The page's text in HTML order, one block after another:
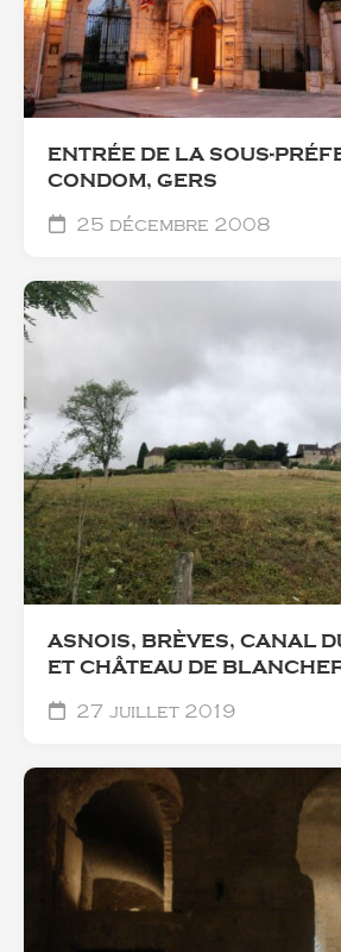
ENTRÉE DE LA SOUS-
CONDOM, GERS
25 décembre 2008
ASNOIS, BRÈVES, CANAL
ET CHÂTEAU DE
27 juillet 2019